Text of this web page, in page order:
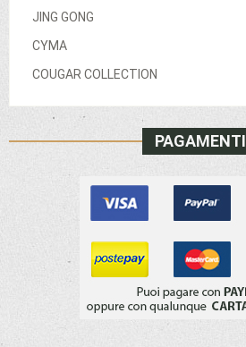
JING GONG
CYMA
COUGAR COLLECTION
PAGAMENTI